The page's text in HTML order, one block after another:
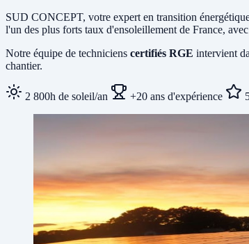
SUD CONCEPT, votre expert en transition
l'un des plus forts taux d'ensoleillement de France,
Notre équipe de techniciens certifiés RGE intervient
chantier.
2 800h de soleil/an +20 ans d'expérience